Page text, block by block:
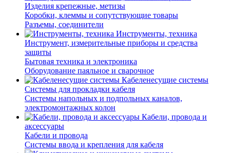
Изделия крепежные, метизы
Коробки, клеммы и сопутствующие товары
Разъемы, соединители
Инструменты, техника
Инструмент, измерительные приборы и средства
защиты
Бытовая техника и электроника
Оборудование паяльное и сварочное
Кабеленесущие системы
Системы для прокладки кабеля
Системы напольных и подпольных каналов,
электромонтажных колон
Кабели, провода и
аксессуары
Кабели и провода
Системы ввода и крепления для кабеля